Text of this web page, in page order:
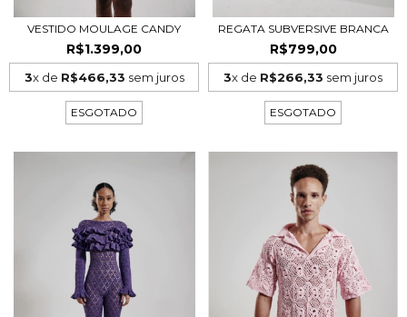
VESTIDO MOULAGE CANDY
R$1.399,00
3x de R$466,33 sem juros
ESGOTADO
REGATA SUBVERSIVE BRANCA
R$799,00
3x de R$266,33 sem juros
ESGOTADO